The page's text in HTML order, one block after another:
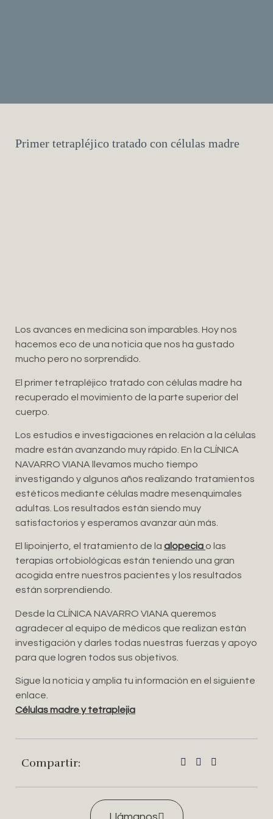
Primer tetrapléjico tratado con células madre
Los avances en medicina son imparables. Hoy nos
hacemos eco de una noticia que nos ha gustado
mucho pero no sorprendido.
El primer tetrapléjico tratado con células madre ha
recuperado el movimiento de la parte superior del
cuerpo.
Los estudios e investigaciones en relación a la células
madre están avanzando muy rápido. En la CLÍNICA
NAVARRO VIANA llevamos mucho tiempo
investigando y algunos años realizando tratamientos
estéticos mediante células madre mesenquimales
adultas. Los resultados están siendo muy
satisfactorios y esperamos avanzar aún más.
El lipoinjerto, el tratamiento de la alopecia o las
terapias ortobiológicas están teniendo una gran
acogida entre nuestros pacientes y los resultados
están sorprendiendo.
Desde la CLÍNICA NAVARRO VIANA queremos
agradecer al equipo de médicos que realizan están
investigación y darles todas nuestras fuerzas y apoyo
para que logren todos sus objetivos.
Sigue la noticia y amplia tu información en el siguiente
enlace.
Células madre y tetraplejia
Compartir:
Llámanos